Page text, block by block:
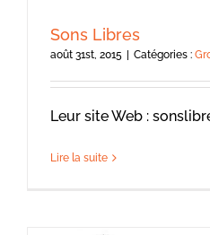
Sons Libres
août 31st, 2015 | Catégories :
Leur site Web :
Lire la suite